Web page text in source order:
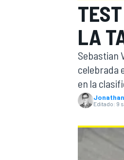
LA
Sebastian
celebrada
en la
Editado: 9